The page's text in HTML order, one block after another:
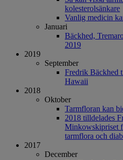
kolesterolsänkare
Vanlig medicin
Januari
Bäckhed,
2019
2019
September
Fredrik Bäckhed
Hawaii
2018
Oktober
Tarmfloran kan
2018 tilldelades
Minkowskipriset
tarmflora och
2017
December